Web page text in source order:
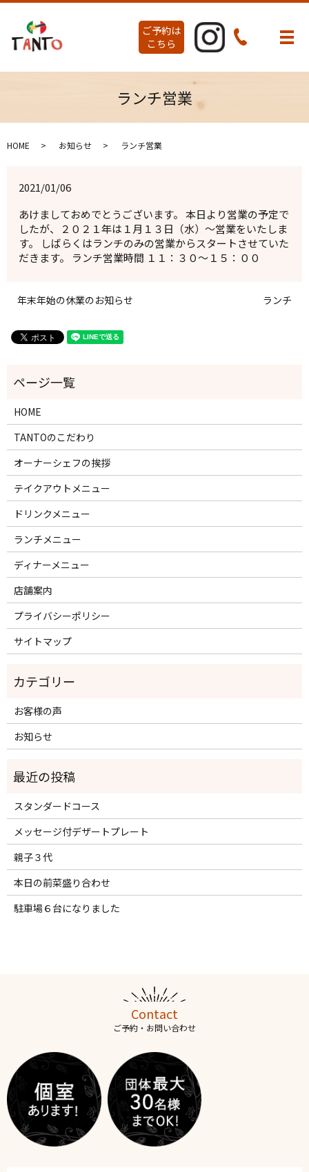
メ
ご予約は
こちら
ランチ営業
HOME お知らせ ランチ営業
2021/01/06
あけましておめでとうございます。 本日より営業の予定で
したが、２０２１年は１月１３日（水）～営業をいたしま
す。 しばらくはランチのみの営業からスタートさせていた
だきます。 ランチ営業時間 １１：３０～１５：００
年末年始の休業のお知らせ ランチ
HOME
TANTOのこだわり
オーナーシェフの挨拶
テイクアウトメニュー
ドリンクメニュー
ランチメニュー
ディナーメニュー
店舗案内
プライバシーポリシー
サイトマップ
お客様の声
お知らせ
スタンダードコース
メッセージ付デザートプレート
親子３代
本日の前菜盛り合わせ
駐車場６台になりました
Contact
ご予約・お問い合わせ